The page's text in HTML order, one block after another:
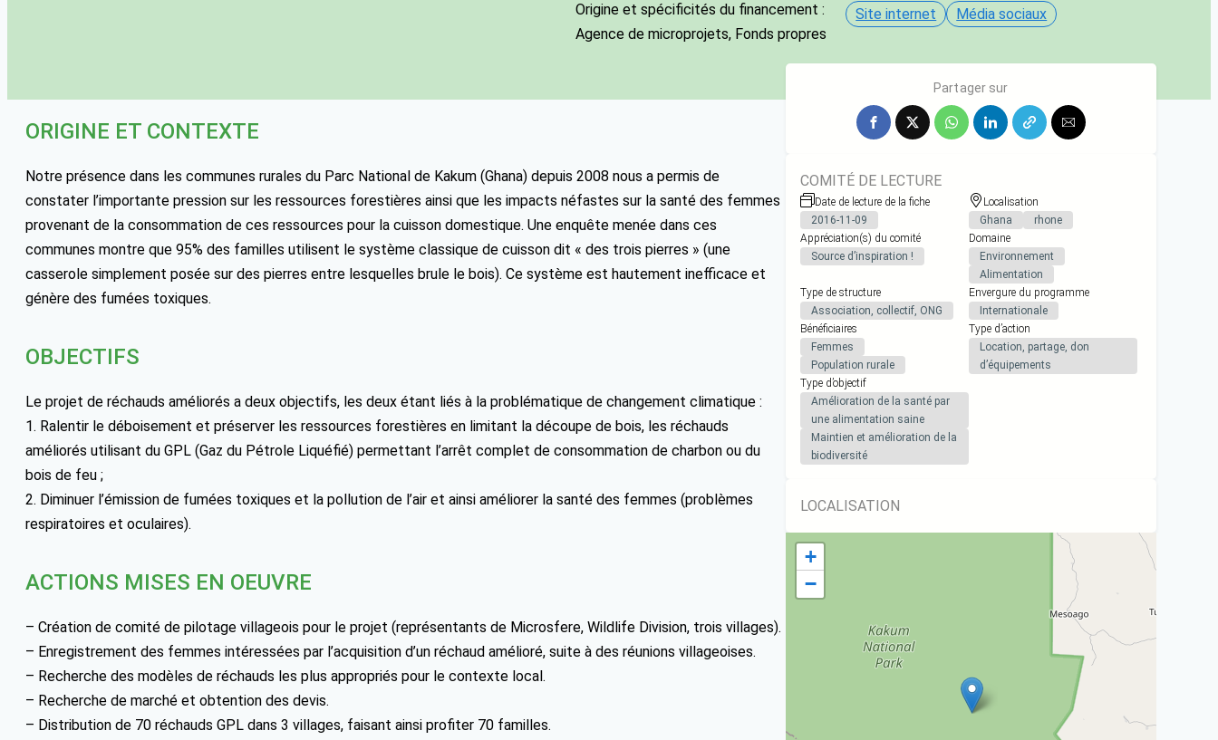
Origine et spécificités du financement :
Agence de microprojets, Fonds propres
Site internet Média sociaux
ORIGINE ET CONTEXTE
Notre présence dans les communes rurales du Parc National de Kakum (Ghana) depuis 2008 nous a permis de
constater l’importante pression sur les ressources forestières ainsi que les impacts néfastes sur la santé des femmes
provenant de la consommation de ces ressources pour la cuisson domestique. Une enquête menée dans ces
communes montre que 95% des familles utilisent le système classique de cuisson dit « des trois pierres » (une
casserole simplement posée sur des pierres entre lesquelles brule le bois). Ce système est hautement inefficace et
génère des fumées toxiques.
OBJECTIFS
Le projet de réchauds améliorés a deux objectifs, les deux étant liés à la problématique de changement climatique :
1. Ralentir le déboisement et préserver les ressources forestières en limitant la découpe de bois, les réchauds
améliorés utilisant du GPL (Gaz du Pétrole Liquéfié) permettant l’arrêt complet de consommation de charbon ou du
bois de feu ;
2. Diminuer l’émission de fumées toxiques et la pollution de l’air et ainsi améliorer la santé des femmes (problèmes
respiratoires et oculaires).
ACTIONS MISES EN OEUVRE
– Création de comité de pilotage villageois pour le projet (représentants de Microsfere, Wildlife Division, trois villages).
– Enregistrement des femmes intéressées par l’acquisition d’un réchaud amélioré, suite à des réunions villageoises.
– Recherche des modèles de réchauds les plus appropriés pour le contexte local.
– Recherche de marché et obtention des devis.
– Distribution de 70 réchauds GPL dans 3 villages, faisant ainsi profiter 70 familles.
Partager sur
COMITÉ DE LECTURE
Date de lecture de la fiche
2016-11-09
Localisation
Ghana
rhone
Appréciation(s) du comité
Source d’inspiration !
Domaine
Environnement
Alimentation
Type de structure
Association, collectif, ONG
Envergure du programme
Internationale
Bénéficiaires
Femmes
Population rurale
Type d’action
Location, partage, don
d’équipements
Type d’objectif
Amélioration de la santé par
une alimentation saine
Maintien et amélioration de la
biodiversité
LOCALISATION
+
−